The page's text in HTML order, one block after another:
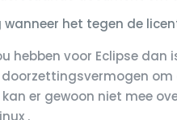
het tegen de
hebben voor Eclipse
doorzettingsvermogen
kan er gewoon niet mee
.